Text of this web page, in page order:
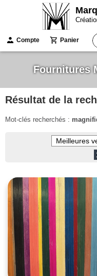
Compte Panier
Fournitures
Résultat de la
Mot-clés recherchés :